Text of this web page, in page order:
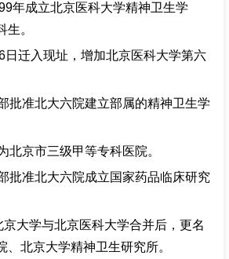
年成立北京医科大学精神卫生学
。
日迁入现址，增加北京医科大学第六
批准北大六院建立部属的精神卫生学
北京市三级甲等专科医院。
批准北大六院成立国家药品临床研究
大学与北京医科大学合并后，更名
、北京大学精神卫生研究所。